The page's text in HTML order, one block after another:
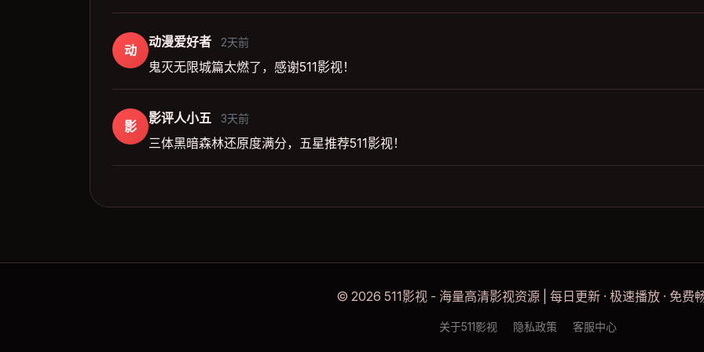
动
动漫爱好者 2天前
鬼灭无限城篇太燃了，感谢511影视！
影
影评人小五 3天前
三体黑暗森林还原度满分，五星推荐511影视！
© 2026 511影视 - 海量高清影视资源 | 每日更新 · 极速播放 · 免费
关于511影视 隐私政策 客服中心